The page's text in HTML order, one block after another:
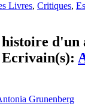
Livres, Critiques,
d'un